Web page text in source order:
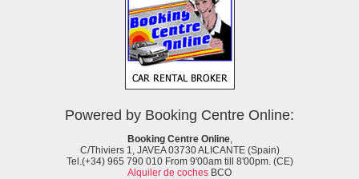
Powered by Booking Centre Online:
Booking Centre Online,
C/Thiviers 1, JAVEA 03730 ALICANTE (Spain)
Tel.(+34) 965 790 010 From 9'00am till 8'00pm. (CE)
Alquiler de coches BCO